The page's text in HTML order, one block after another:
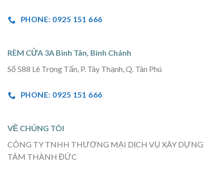
PHONE: 0925 151 666
RÈM CỬA 3A Bình Tân, Bình Chánh
Số 588 Lê Trọng Tấn, P. Tây Thạnh, Q. Tân Phú
PHONE: 0925 151 666
VỀ CHÚNG TÔI
CÔNG TY TNHH THƯƠNG MẠI DỊCH VỤ XÂY DỰNG
TÂM THÀNH ĐỨC